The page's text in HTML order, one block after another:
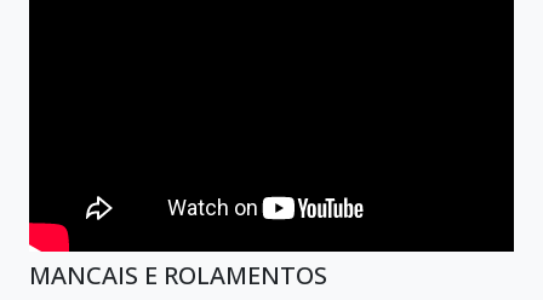
MANCAIS E ROLAMENTOS